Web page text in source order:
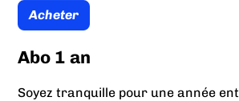
Acheter
Abo 1 an
Soyez tranquille pour une année